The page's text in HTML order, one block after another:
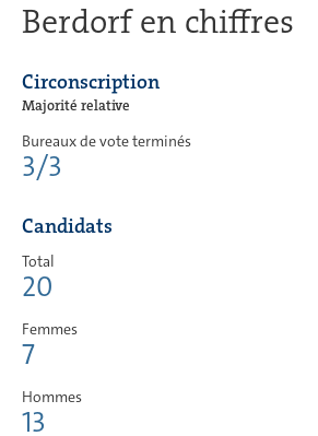
Berdorf en chiffres
Circonscription
Majorité relative
Bureaux de vote terminés
3/3
Candidats
Total
20
Femmes
7
Hommes
13